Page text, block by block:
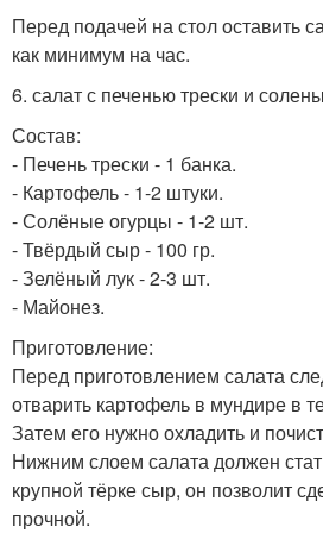
Перед подачей на стол оставить
как минимум на час.
6. салат с печенью трески и
Состав:
- Печень трески - 1 банка.
- Картофель - 1-2 штуки.
- Солёные огурцы - 1-2 шт.
- Твёрдый сыр - 100 гр.
- Зелёный лук - 2-3 шт.
- Майонез.
Приготовление:
Перед приготовлением салата
отварить картофель в мундире в
Затем его нужно охладить и
Нижним слоем салата должен
крупной тёрке сыр, он позволит
прочной.